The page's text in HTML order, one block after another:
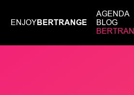
ENJOYBERTRANGE
AGENDA
BLOG